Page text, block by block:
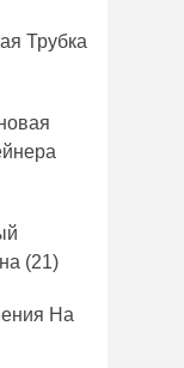
Трубка
(21)
На